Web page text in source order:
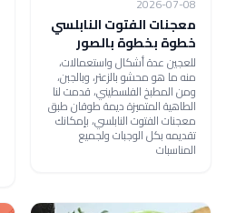
معجنات الفتوت النابلسي
خطوة بخطوة بالصور
للعجين عدة أشكال واستعمالات،
منه ما هو محشو بالزعتر، وبالجبن،
ومن المطبخ الفلسطيني، قدمت لنا
الطاهية المتميزة ديمة طوقان طبق
معجنات الفتوت النابلسي، بإمكانك
تقديمه بكل الوجبات ولجميع
المناسبات